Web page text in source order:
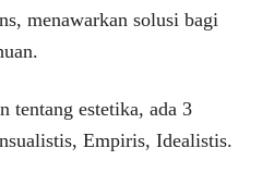
menawarkan solusi bagi
tentang estetika, ada 3
Empiris, Idealistis.